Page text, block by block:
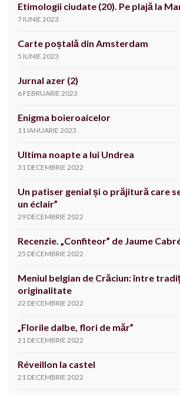
Etimologii ciudate (20). Pe plajă la
7 IUNIE 2023
Carte poștală din Amsterdam
5 IUNIE 2023
Jurnal azer (2)
6 FEBRUARIE 2023
Enigma boieroaicelor
11 IANUARIE 2023
Ultima noapte a lui Undrea
31 DECEMBRIE 2022
Un patiser genial și o prăjitură care
un éclair”
29 DECEMBRIE 2022
Recenzie. „Confiteor” de Jaume
25 DECEMBRIE 2022
Meniul belgian de Crăciun: între
originalitate
22 DECEMBRIE 2022
„Florile dalbe, flori de măr”
21 DECEMBRIE 2022
Réveillon la castel
21 DECEMBRIE 2022